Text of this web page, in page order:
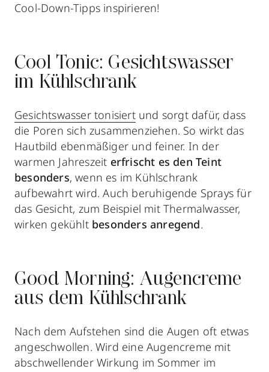
Cool-Down-Tipps inspirieren!
Cool Tonic: Gesichtswasser
im Kühlschrank
Gesichtswasser tonisiertund sorgt dafür, dass
die Poren sich zusammenziehen. So wirkt das
Hautbild ebenmäßiger und feiner. In der
warmen Jahreszeit erfrischt es den Teint
besonders, wenn es im Kühlschrank
aufbewahrt wird. Auch beruhigende Sprays für
das Gesicht, zum Beispiel mit Thermalwasser,
wirken gekühlt besonders anregend.
Good Morning: Augencreme
aus dem Kühlschrank
Nach dem Aufstehen sind die Augen oft etwas
angeschwollen. Wird eine Augencreme mit
abschwellender Wirkung im Sommer im